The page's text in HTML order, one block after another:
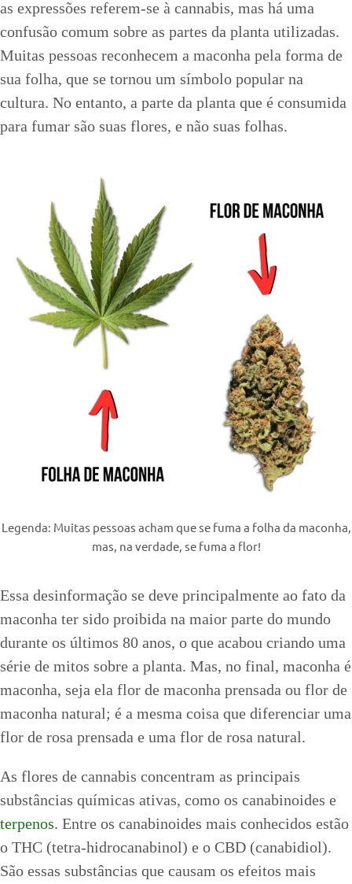
as expressões referem-se à cannabis, mas há uma
confusão comum sobre as partes da planta utilizadas.
Muitas pessoas reconhecem a maconha pela forma de
sua folha, que se tornou um símbolo popular na
cultura. No entanto, a parte da planta que é consumida
para fumar são suas flores, e não suas folhas.
Legenda: Muitas pessoas acham que se fuma a folha da maconha,
mas, na verdade, se fuma a flor!
Essa desinformação se deve principalmente ao fato da
maconha ter sido proibida na maior parte do mundo
durante os últimos 80 anos, o que acabou criando uma
série de mitos sobre a planta. Mas, no final, maconha é
maconha, seja ela flor de maconha prensada ou flor de
maconha natural; é a mesma coisa que diferenciar uma
flor de rosa prensada e uma flor de rosa natural.
As flores de cannabis concentram as principais
substâncias químicas ativas, como os canabinoides e
terpenos. Entre os canabinoides mais conhecidos estão
o THC (tetra-hidrocanabinol) e o CBD (canabidiol).
São essas substâncias que causam os efeitos mais